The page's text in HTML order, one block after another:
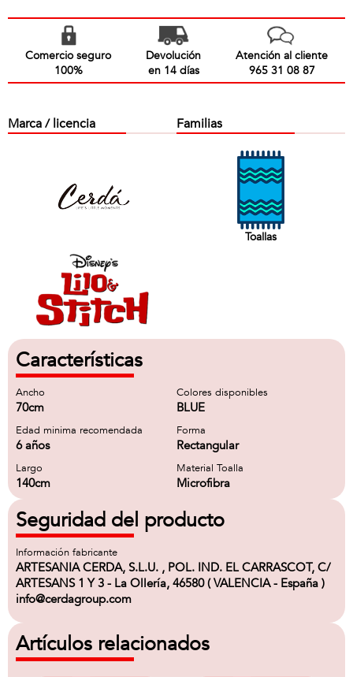
Comercio seguro
100%
Devolución
en 14 días
Atención al cliente
965 31 08 87
Marca / licencia Familias
Toallas
Características
Ancho
70cm
Colores disponibles
BLUE
Edad minima recomendada
6 años
Forma
Rectangular
Largo
140cm
Material Toalla
Microfibra
Seguridad del producto
Información fabricante
ARTESANIA CERDA, S.L.U. , POL. IND. EL CARRASCOT, C/
ARTESANS 1 Y 3 - La Ollería, 46580 ( VALENCIA - España )
info@cerdagroup.com
Artículos relacionados